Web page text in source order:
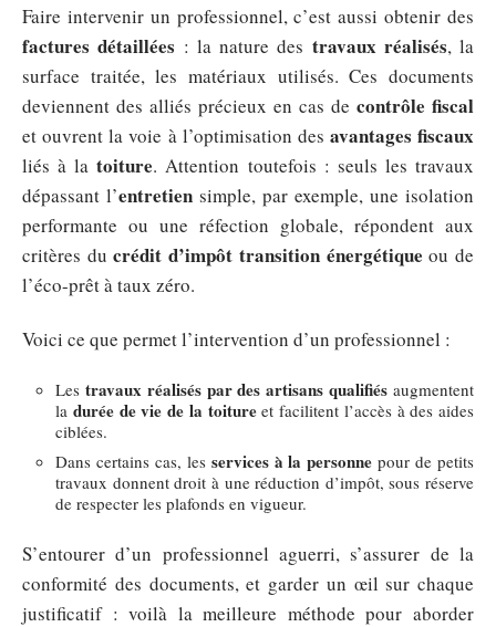
Faire intervenir un professionnel, c’est aussi obtenir des
factures détaillées : la nature des travaux réalisés, la
surface traitée, les matériaux utilisés. Ces documents
deviennent des alliés précieux en cas de contrôle fiscal
et ouvrent la voie à l’optimisation des avantages fiscaux
liés à latoiture. Attention toutefois : seuls les travaux
dépassant l’entretien simple, par exemple, une isolation
performante ou une réfection globale, répondent aux
critères ducrédit d’impôt transition énergétique ou de
l’éco-prêt à taux zéro.
Voici ce que permet l’intervention d’un professionnel :
Les travaux réalisés par des artisans qualifiés augmentent
la durée de vie de la toitureet facilitent l’accès à des aides
ciblées.
Dans certains cas, les services à la personne pour de petits
travaux donnent droit à une réduction d’impôt, sous réserve
de respecter les plafonds en vigueur.
S’entourer d’un professionnel aguerri, s’assurer de la
conformité des documents, et garder un œil sur chaque
justificatif : voilà la meilleure méthode pour aborder